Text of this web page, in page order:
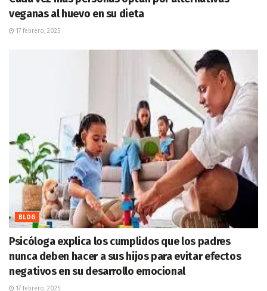
veganas al huevo en su dieta
17 febrero, 2025
BLOG
Psicóloga explica los cumplidos que los padres
nunca deben hacer a sus hijos para evitar efectos
negativos en su desarrollo emocional
17 febrero, 2025